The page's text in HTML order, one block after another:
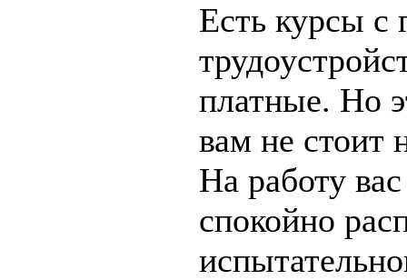
Есть курсы с
платные. Но
вам не стоит
На работу
спокойно